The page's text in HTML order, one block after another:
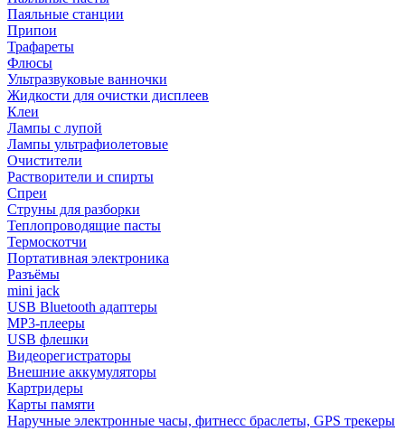
Паяльные станции
Припои
Трафареты
Флюсы
Ультразвуковые ванночки
Жидкости для очистки дисплеев
Клеи
Лампы с лупой
Лампы ультрафиолетовые
Очистители
Растворители и спирты
Спреи
Струны для разборки
Теплопроводящие пасты
Термоскотчи
Портативная электроника
Разъёмы
mini jack
USB Bluetooth адаптеры
MP3-плееры
USB флешки
Видеорегистраторы
Внешние аккумуляторы
Картридеры
Карты памяти
Наручные электронные часы, фитнесс браслеты, GPS трекеры